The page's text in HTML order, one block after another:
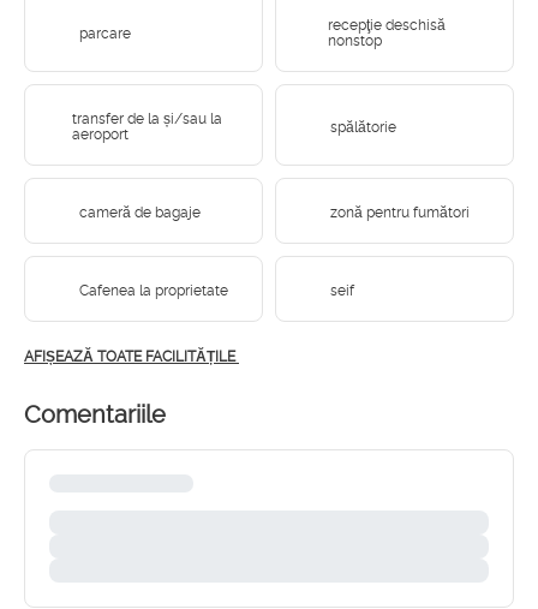
parcare recepţie deschisă
nonstop
transfer de la și/sau la
aeroport spălătorie
cameră de bagaje zonă pentru fumători
Cafenea la proprietate seif
AFIȘEAZĂ TOATE FACILITĂȚILE
Comentariile